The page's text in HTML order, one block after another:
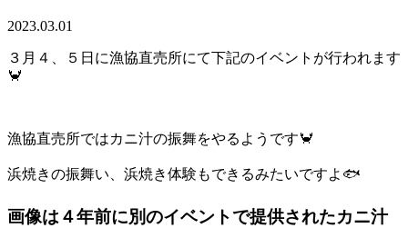
2023.03.01
３月４、５日に漁協直売所にて下記のイベントが行われます
🦀
漁協直売所ではカニ汁の振舞をやるようです🦀
浜焼きの振舞い、浜焼き体験もできるみたいですよ🐟
画像は４年前に別のイベントで提供されたカニ汁